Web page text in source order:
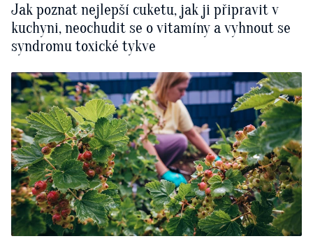
Jak poznat nejlepší cuketu, jak ji připravit v
kuchyni, neochudit se o vitamíny a vyhnout se
syndromu toxické tykve